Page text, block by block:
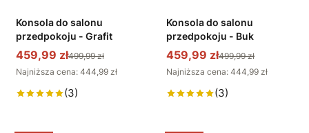
Konsola do salonu
przedpokoju - Grafit
459,99 zł499,99 zł
Najniższa cena: 444,99 zł
(3)
Konsola do salonu
przedpokoju - Buk
459,99 zł499,99 zł
Najniższa cena: 444,99 zł
(3)